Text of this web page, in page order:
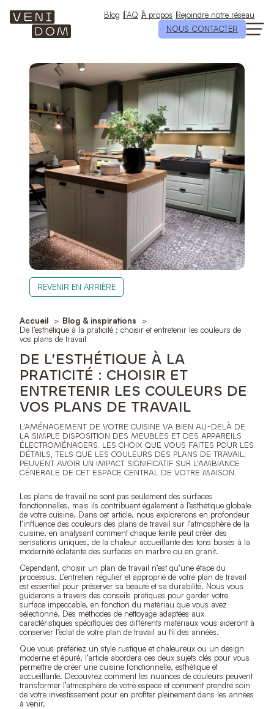
contenu
Blog FAQ À propos Rejoindre notre réseau
NOUS CONTACTER
REVENIR EN ARRIÈRE
Accueil
Blog & inspirations
De l’esthétique à la praticité : choisir et entretenir les couleurs de
vos plans de travail
DE L’ESTHÉTIQUE À LA
PRATICITÉ : CHOISIR ET
ENTRETENIR LES COULEURS DE
VOS PLANS DE TRAVAIL
L’AMÉNAGEMENT DE VOTRE CUISINE VA BIEN AU-DELÀ DE
LA SIMPLE DISPOSITION DES MEUBLES ET DES APPAREILS
ÉLECTROMÉNAGERS. LES CHOIX QUE VOUS FAITES POUR LES
DÉTAILS, TELS QUE LES COULEURS DES PLANS DE TRAVAIL,
PEUVENT AVOIR UN IMPACT SIGNIFICATIF SUR L’AMBIANCE
GÉNÉRALE DE CET ESPACE CENTRAL DE VOTRE MAISON.
Les plans de travail ne sont pas seulement des surfaces
fonctionnelles, mais ils contribuent également à l’esthétique globale
de votre cuisine. Dans cet article, nous explorerons en profondeur
l’influence des couleurs des plans de travail sur l’atmosphère de la
cuisine, en analysant comment chaque teinte peut créer des
sensations uniques, de la chaleur accueillante des tons boisés à la
modernité éclatante des surfaces en marbre ou en granit.
Cependant, choisir un plan de travail n’est qu’une étape du
processus. L’entretien régulier et approprié de votre plan de travail
est essentiel pour préserver sa beauté et sa durabilité. Nous vous
guiderons à travers des conseils pratiques pour garder votre
surface impeccable, en fonction du matériau que vous avez
sélectionné. Des méthodes de nettoyage adaptées aux
caractéristiques spécifiques des différents matériaux vous aideront à
conserver l’éclat de votre plan de travail au fil des années.
Que vous préfériez un style rustique et chaleureux ou un design
moderne et épuré, l’article abordera ces deux sujets clés pour vous
permettre de créer une cuisine fonctionnelle, esthétique et
accueillante. Découvrez comment les nuances de couleurs peuvent
transformer l’atmosphère de votre espace et comment prendre soin
de votre investissement pour en profiter pleinement dans les années
à venir.